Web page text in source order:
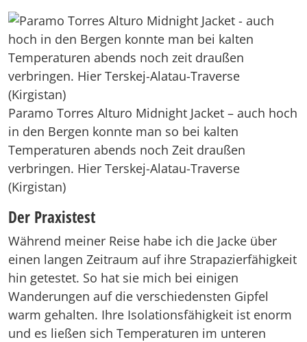
Paramo Torres Alturo Midnight Jacket – auch hoch
in den Bergen konnte man so bei kalten
Temperaturen abends noch Zeit draußen
verbringen. Hier Terskej-Alatau-Traverse
(Kirgistan)
Der Praxistest
Während meiner Reise habe ich die Jacke über
einen langen Zeitraum auf ihre Strapazierfähigkeit
hin getestet. So hat sie mich bei einigen
Wanderungen auf die verschiedensten Gipfel
warm gehalten. Ihre Isolationsfähigkeit ist enorm
und es ließen sich Temperaturen im unteren